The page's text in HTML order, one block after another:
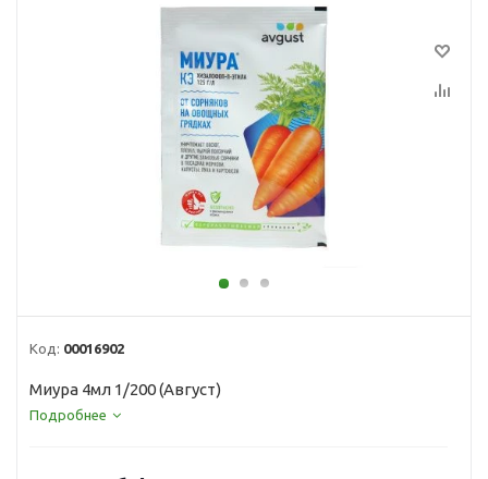
Код: 00016902
Миура 4мл 1/200 (Август)
Подробнее